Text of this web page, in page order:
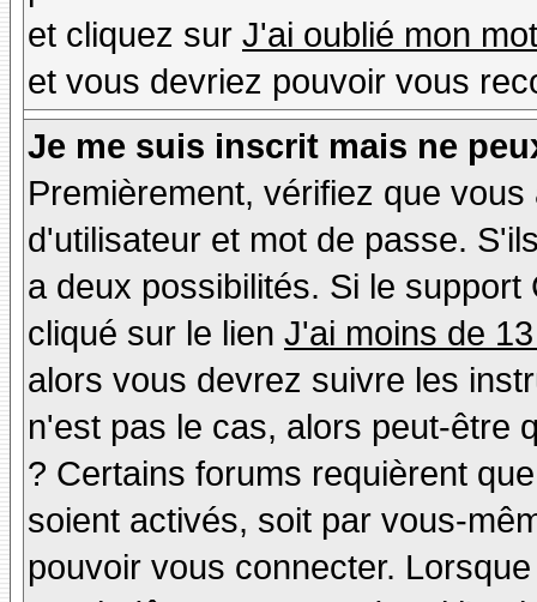
et cliquez sur J'ai oublié mon
et vous devriez pouvoir vous
Je me suis inscrit mais ne
Premièrement, vérifiez que
d'utilisateur et mot de passe.
a deux possibilités. Si le
cliqué sur le lien J'ai moins de
alors vous devrez suivre les
n'est pas le cas, alors peut-être
? Certains forums requièrent
soient activés, soit par vous-
pouvoir vous connecter.